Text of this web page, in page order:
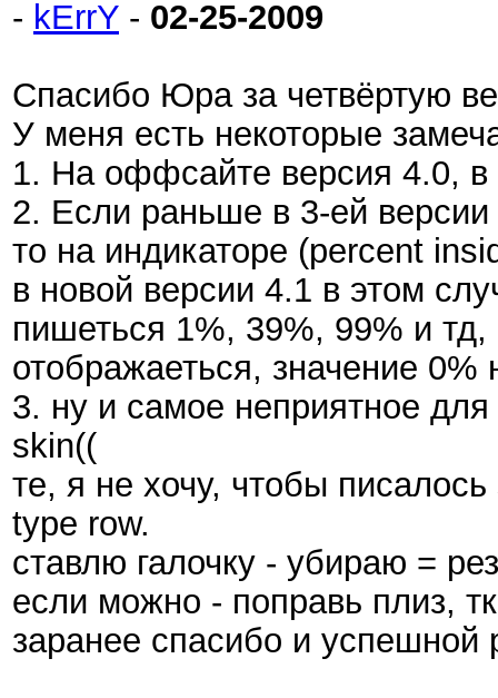
- kErrY - 02-25-2009
Спасибо Юра за четвёртую
У меня есть некоторые
1. На оффсайте версия 4.0, в
2. Если раньше в 3-ей версии
то на индикаторе (percent
в новой версии 4.1 в этом
пишеться 1%, 39%, 99% и тд,
отображаеться, значение 0%
3. ну и самое неприятное
skin((
те, я не хочу, чтобы
type row.
ставлю галочку - убираю =
если можно - поправь плиз,
заранее спасибо и успешной